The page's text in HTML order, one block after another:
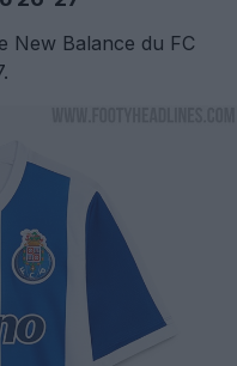
New Balance du FC